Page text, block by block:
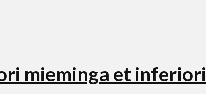
mieminga et inferiori